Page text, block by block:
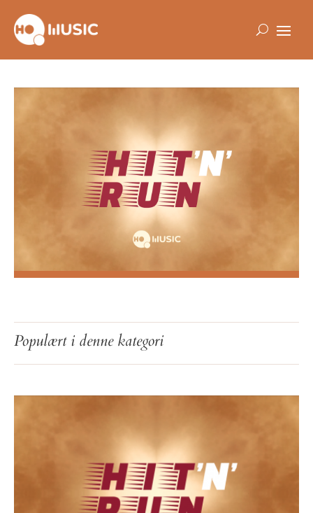
Hit’n’Run: uge 34
Populært i denne kategori